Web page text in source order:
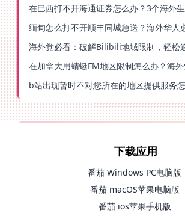
下载应用
番茄 Windows PC电脑版
番茄 macOS苹果电脑版
番茄 ios苹果手机版